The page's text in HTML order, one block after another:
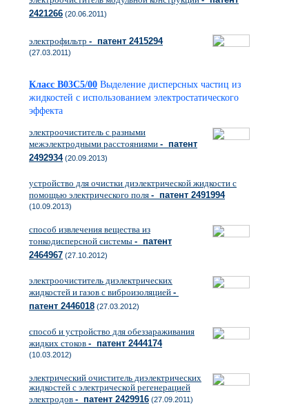
2421266 (20.06.2011)
электрофильтр - патент 2415294
(27.03.2011)
Класс B03C5/00 Выделение дисперсных частиц из
жидкостей с использованием электростатического
эффекта
электроочиститель с разными
межэлектродными расстояниями - патент
2492934(20.09.2013)
устройство для очистки диэлектрической жидкости с
помощью электрического поля - патент 2491994
(10.09.2013)
способ извлечения вещества из
тонкодисперсной системы - патент
2464967 (27.10.2012)
электроочиститель диэлектрических
жидкостей и газов с виброизоляцией -
патент 2446018 (27.03.2012)
способ и устройство для обеззараживания
жидких стоков - патент 2444174
(10.03.2012)
электрический очиститель диэлектрических
жидкостей с электрической регенерацией
электродов - патент 2429916 (27.09.2011)